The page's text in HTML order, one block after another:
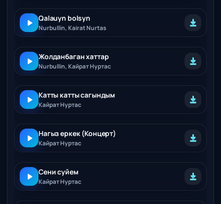
Qalauyn bolsyn
Nurbullin, Kairat Nurtas
Жолданбаган хаттар
Nurbullin, Кайрат Нуртас
Катты катты сагындым
Кайрат Нуртас
Нагыз еркек (Концерт)
Кайрат Нуртас
Сени суйем
Кайрат Нуртас